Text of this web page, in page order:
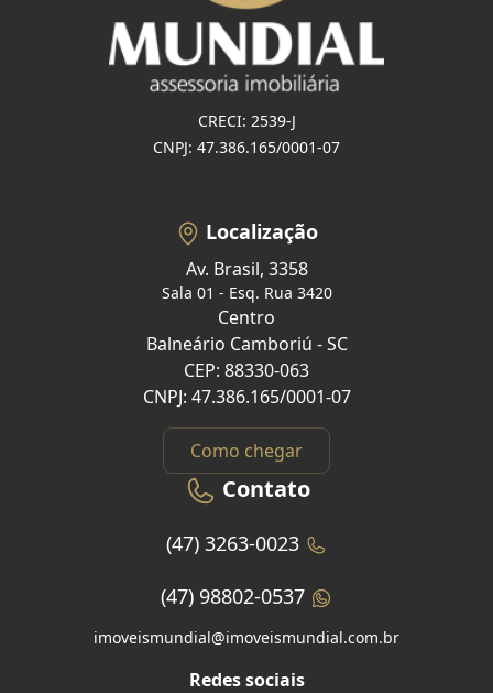
CRECI: 2539-J
CNPJ: 47.386.165/0001-07
Localização
Av. Brasil, 3358
Sala 01 - Esq. Rua 3420
Centro
Balneário Camboriú - SC
CEP: 88330-063
CNPJ: 47.386.165/0001-07
Como chegar
Contato
(47) 3263-0023
(47) 98802-0537
imoveismundial@imoveismundial.com.br
Redes sociais